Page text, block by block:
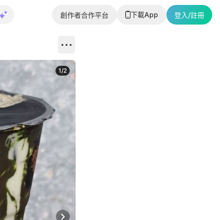
創作者合作平台 下載App 登入/註冊
1/2